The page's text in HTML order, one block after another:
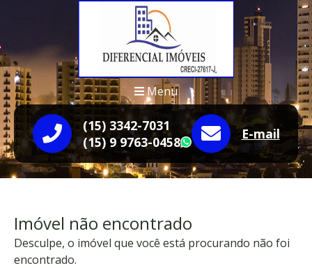
Menu
(15) 3342-7031
(15) 9 9763-0458
WhatsApp
E-mail
Imóvel não encontrado
Desculpe, o imóvel que você está procurando não foi
encontrado.